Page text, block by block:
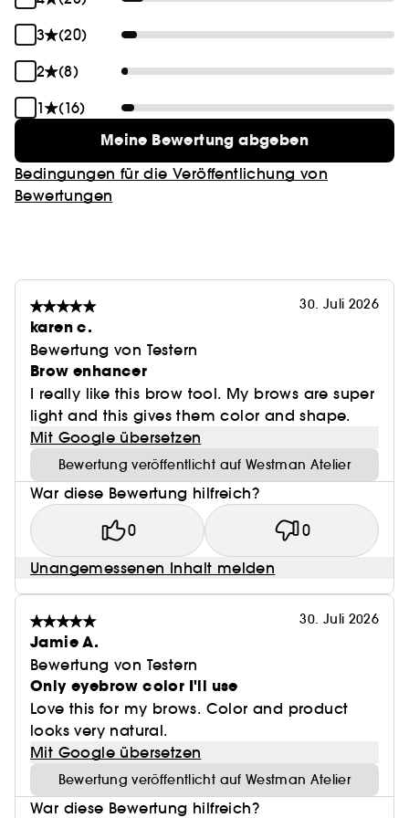
3
(20)
2
(8)
1
(16)
Meine Bewertung abgeben
Bedingungen für die Veröffentlichung von
Bewertungen
30. Juli 2026
karen c.
Bewertung von Testern
Brow enhancer
I really like this brow tool. My brows are super
light and this gives them color and shape.
Mit Google übersetzen
Bewertung veröffentlicht auf Westman Atelier
War diese Bewertung hilfreich?
0 0
Unangemessenen Inhalt melden
30. Juli 2026
Jamie A.
Bewertung von Testern
Only eyebrow color I'll use
Love this for my brows. Color and product
looks very natural.
Mit Google übersetzen
Bewertung veröffentlicht auf Westman Atelier
War diese Bewertung hilfreich?